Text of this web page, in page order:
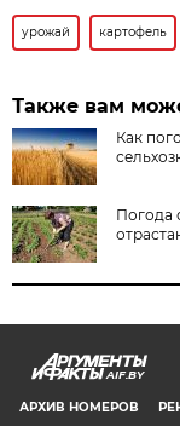
урожай картофель
Также вам
Как
Погода
AIF.BY
АРХИВ НОМЕРОВ